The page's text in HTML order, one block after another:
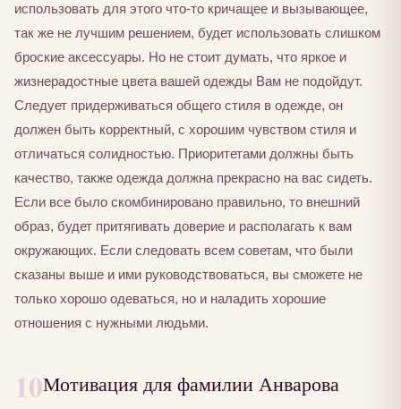
использовать для этого что-то кричащее и вызывающее,
так же не лучшим решением, будет использовать слишком
броские аксессуары. Но не стоит думать, что яркое и
жизнерадостные цвета вашей одежды Вам не подойдут.
Следует придерживаться общего стиля в одежде, он
должен быть корректный, с хорошим чувством стиля и
отличаться солидностью. Приоритетами должны быть
качество, также одежда должна прекрасно на вас сидеть.
Если все было скомбинировано правильно, то внешний
образ, будет притягивать доверие и располагать к вам
окружающих. Если следовать всем советам, что были
сказаны выше и ими руководствоваться, вы сможете не
только хорошо одеваться, но и наладить хорошие
отношения с нужными людьми.
10Мотивация для фамилии Анварова